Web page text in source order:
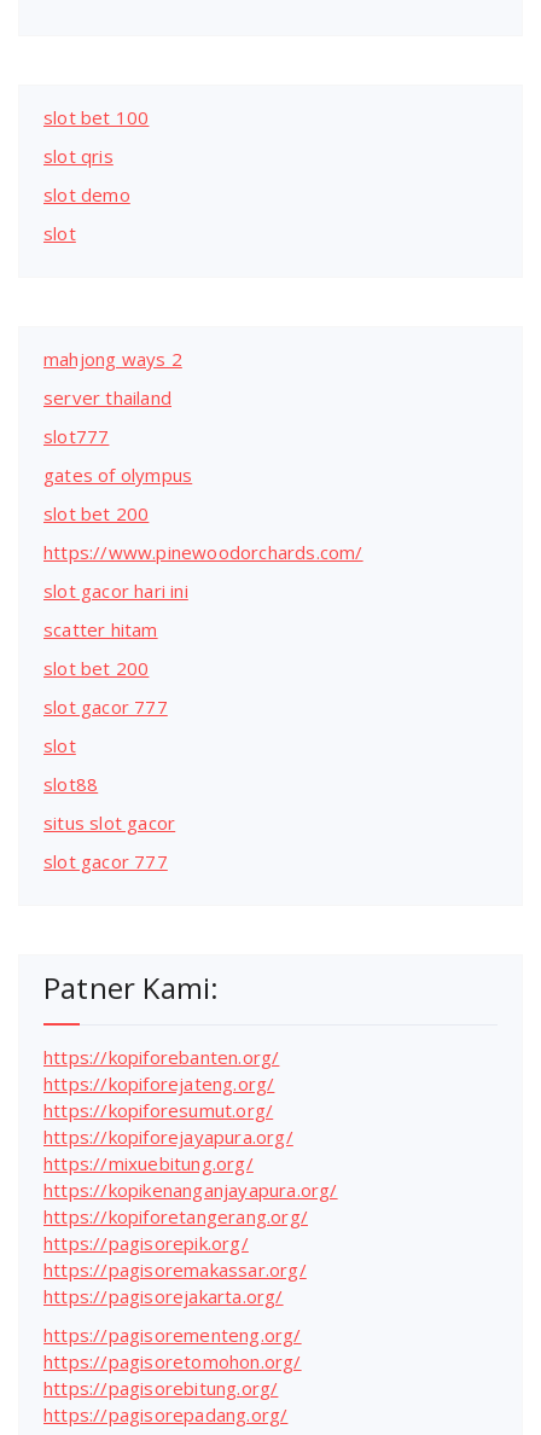
slot bet 100
slot qris
slot demo
slot
mahjong ways 2
server thailand
slot777
gates of olympus
slot bet 200
https://www.pinewoodorchards.com/
slot gacor hari ini
scatter hitam
slot bet 200
slot gacor 777
slot
slot88
situs slot gacor
slot gacor 777
Patner Kami:
https://kopiforebanten.org/
https://kopiforejateng.org/
https://kopiforesumut.org/
https://kopiforejayapura.org/
https://mixuebitung.org/
https://kopikenanganjayapura.org/
https://kopiforetangerang.org/
https://pagisorepik.org/
https://pagisoremakassar.org/
https://pagisorejakarta.org/
https://pagisorementeng.org/
https://pagisoretomohon.org/
https://pagisorebitung.org/
https://pagisorepadang.org/